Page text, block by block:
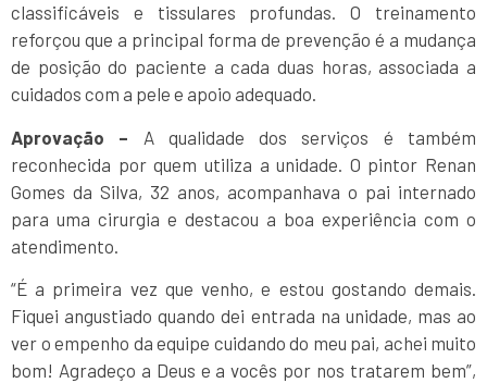
classificáveis e tissulares profundas. O treinamento
reforçou que a principal forma de prevenção é a mudança
de posição do paciente a cada duas horas, associada a
cuidados com a pele e apoio adequado.
Aprovação – A qualidade dos serviços é também
reconhecida por quem utiliza a unidade. O pintor Renan
Gomes da Silva, 32 anos, acompanhava o pai internado
para uma cirurgia e destacou a boa experiência com o
atendimento.
“É a primeira vez que venho, e estou gostando demais.
Fiquei angustiado quando dei entrada na unidade, mas ao
ver o empenho da equipe cuidando do meu pai, achei muito
bom! Agradeço a Deus e a vocês por nos tratarem bem”,